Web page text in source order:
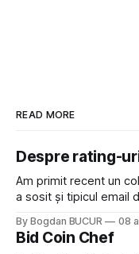
READ MORE
Despre rating-
Am primit recent un
a sosit și tipicul email
feedback-ului și eram
click să le las un rating.
By Bogdan BUCUR 08
Bid Coin Chef